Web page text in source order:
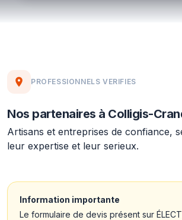
PROFESSIONNELS VERIFIES
Nos partenaires à Colligis-
Artisans et entreprises de confiance,
leur expertise et leur serieux.
Information importante
Le formulaire de devis présent sur